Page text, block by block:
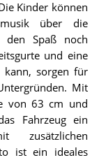
Kinder können
über die
den Spaß noch
und eine
sorgen für
Mit
von 63 cm und
Fahrzeug ein
zusätzlichen
ist ein ideales